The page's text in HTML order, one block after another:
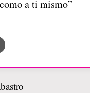
a ti mismo”